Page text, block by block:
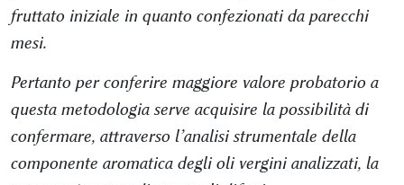
fruttato iniziale in quanto confezionati da parecchi
mesi.
Pertanto per conferire maggiore valore probatorio a
questa metodologia serve acquisire la possibilità di
confermare, attraverso l’analisi strumentale della
componente aromatica degli oli vergini analizzati, la